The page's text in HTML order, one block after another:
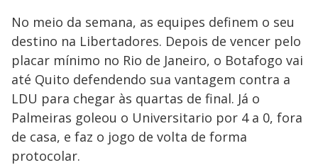
No meio da semana, as equipes definem o seu
destino na Libertadores. Depois de vencer pelo
placar mínimo no Rio de Janeiro, o Botafogo vai
até Quito defendendo sua vantagem contra a
LDU para chegar às quartas de final. Já o
Palmeiras goleou o Universitario por 4 a 0, fora
de casa, e faz o jogo de volta de forma
protocolar.